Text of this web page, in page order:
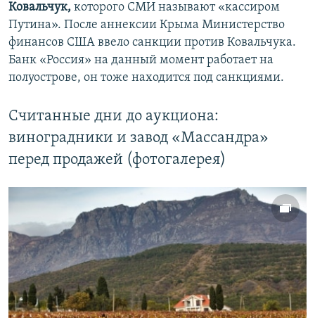
Ковальчук, которого СМИ называют «кассиром
Путина». После аннексии Крыма Министерство
финансов США ввело санкции против Ковальчука.
Банк «Россия» на данный момент работает на
полуострове, он тоже находится под санкциями.
Считанные дни до аукциона:
виноградники и завод «Массандра»
перед продажей (фотогалерея)